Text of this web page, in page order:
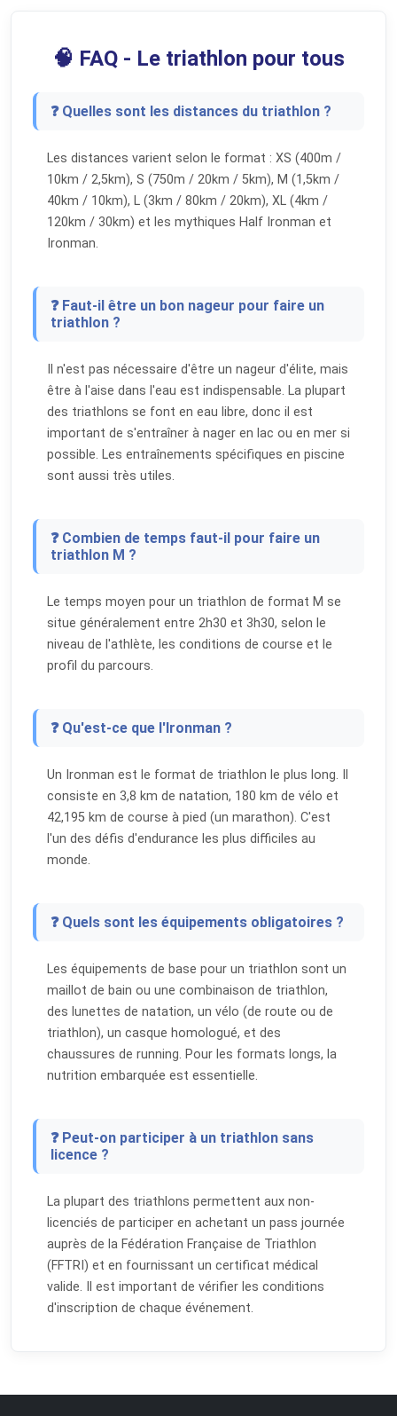
🧠 FAQ - Le triathlon pour tous
❓ Quelles sont les distances du triathlon ?
Les distances varient selon le format : XS (400m /
10km / 2,5km), S (750m / 20km / 5km), M (1,5km /
40km / 10km), L (3km / 80km / 20km), XL (4km /
120km / 30km) et les mythiques Half Ironman et
Ironman.
❓ Faut-il être un bon nageur pour faire un
triathlon ?
Il n'est pas nécessaire d'être un nageur d'élite, mais
être à l'aise dans l'eau est indispensable. La plupart
des triathlons se font en eau libre, donc il est
important de s'entraîner à nager en lac ou en mer si
possible. Les entraînements spécifiques en piscine
sont aussi très utiles.
❓ Combien de temps faut-il pour faire un
triathlon M ?
Le temps moyen pour un triathlon de format M se
situe généralement entre 2h30 et 3h30, selon le
niveau de l'athlète, les conditions de course et le
profil du parcours.
❓ Qu'est-ce que l'Ironman ?
Un Ironman est le format de triathlon le plus long. Il
consiste en 3,8 km de natation, 180 km de vélo et
42,195 km de course à pied (un marathon). C'est
l'un des défis d'endurance les plus difficiles au
monde.
❓ Quels sont les équipements obligatoires ?
Les équipements de base pour un triathlon sont un
maillot de bain ou une combinaison de triathlon,
des lunettes de natation, un vélo (de route ou de
triathlon), un casque homologué, et des
chaussures de running. Pour les formats longs, la
nutrition embarquée est essentielle.
❓ Peut-on participer à un triathlon sans
licence ?
La plupart des triathlons permettent aux non-
licenciés de participer en achetant un pass journée
auprès de la Fédération Française de Triathlon
(FFTRI) et en fournissant un certificat médical
valide. Il est important de vérifier les conditions
d'inscription de chaque événement.